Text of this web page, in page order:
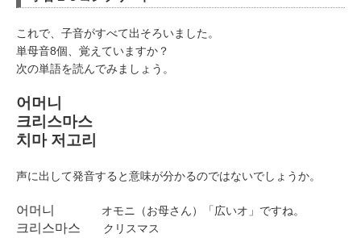
これで、子音がすべて出そろいました。
単母音8個、覚えていますか？
次の単語を読んでみましょう。
어머니
크리스마스
치마 저고리
声に出して発音すると意味が分かるのではないでしょうか。
어머니 オモニ（お母さん）「広いオ」ですね。
크리스마스 クリスマス